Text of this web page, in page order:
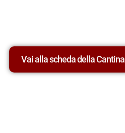
Vai alla scheda della Cantina